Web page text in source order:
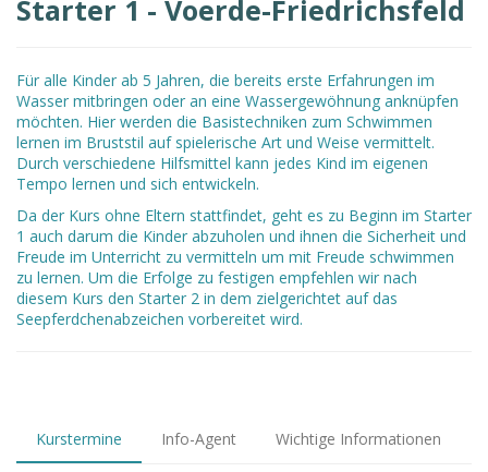
Starter 1 - Voerde-Friedrichsfeld
Für alle Kinder ab 5 Jahren, die bereits erste Erfahrungen im
Wasser mitbringen oder an eine Wassergewöhnung anknüpfen
möchten. Hier werden die Basistechniken zum Schwimmen
lernen im Bruststil auf spielerische Art und Weise vermittelt.
Durch verschiedene Hilfsmittel kann jedes Kind im eigenen
Tempo lernen und sich entwickeln.
Da der Kurs ohne Eltern stattfindet, geht es zu Beginn im Starter
1 auch darum die Kinder abzuholen und ihnen die Sicherheit und
Freude im Unterricht zu vermitteln um mit Freude schwimmen
zu lernen. Um die Erfolge zu festigen empfehlen wir nach
diesem Kurs den Starter 2 in dem zielgerichtet auf das
Seepferdchenabzeichen vorbereitet wird.
Kurstermine Info-Agent Wichtige Informationen